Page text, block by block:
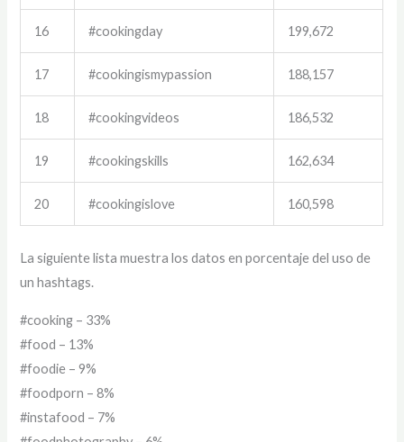
16 #cookingday 199,672
17 #cookingismypassion 188,157
18 #cookingvideos 186,532
19 #cookingskills 162,634
20 #cookingislove 160,598
La siguiente lista muestra los datos en porcentaje del uso de
un hashtags.
#cooking – 33%
#food – 13%
#foodie – 9%
#foodporn – 8%
#instafood – 7%